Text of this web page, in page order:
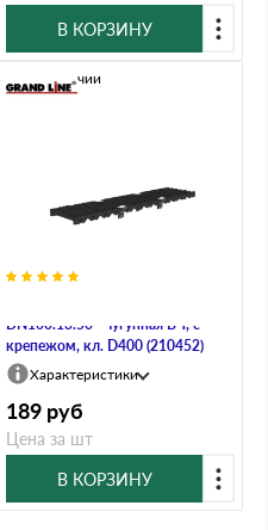
В КОРЗИНУ
DN100.13.50 - чугунная ВЧ, с
крепежом, кл. D400 (210452)
В наличии
Характеристики
189 руб
Цена за шт
В КОРЗИНУ